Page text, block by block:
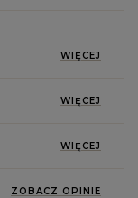
WIĘCEJ
WIĘCEJ
WIĘCEJ
ZOBACZ OPINIE